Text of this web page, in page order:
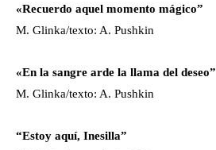
«Recuerdo aquel momento mágico”
M. Glinka/texto: A. Pushkin
«En la sangre arde la llama del deseo”
M. Glinka/texto: A. Pushkin
“Estoy aquí, Inesilla”